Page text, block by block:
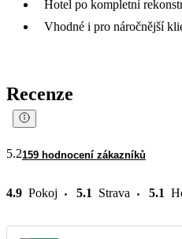
Hotel po kompletní
Vhodné i pro náročnější
Recenze
5.2159 hodnocení zákazníků
4.9 Pokoj 5.1 Strava 5.1